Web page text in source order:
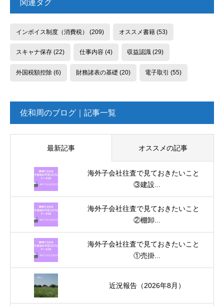
関連タグ
インボイス制度（消費税） (209) オススメ書籍(53)
スキャナ保存(22) 仕事内容(4) 収益認識 (29)
外国税額控除(6) 財務諸表の基礎 (20) 電子取引 (55)
佐和周のブログ｜記事一覧
最新記事 オススメの記事
海外子会社往査で見ておきたいこと
③建設...
海外子会社往査で見ておきたいこと
②棚卸...
海外子会社往査で見ておきたいこと
①売掛...
近況報告（2026年8月）